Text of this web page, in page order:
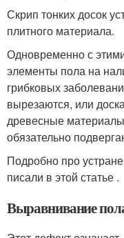
Скрип тонких досок
плитного материала.
Одновременно с
элементы пола на
грибковых
вырезаются, или
древесные
обязательно
Подробно про
писали в этой статье .
Выравнивание